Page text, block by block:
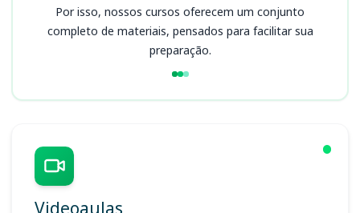
Por isso, nossos cursos oferecem um conjunto
completo de materiais, pensados para facilitar sua
preparação.
Videoaulas